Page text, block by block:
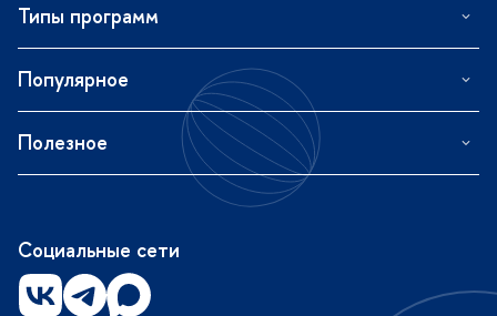
Типы программ
Популярное
Полезное
Социальные сети